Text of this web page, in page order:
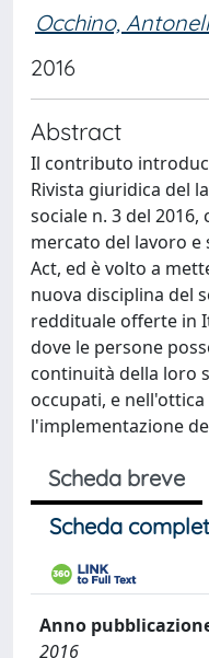
Occhino,
2016
Abstract
Il contributo
Rivista giuridica del
sociale n. 3 del
mercato del lavoro e
Act, ed è volto a
nuova disciplina del
reddituale offerte in
dove le persone
continuità della loro
occupati, e
l'implementazione
Scheda breve
Scheda
Anno
2016